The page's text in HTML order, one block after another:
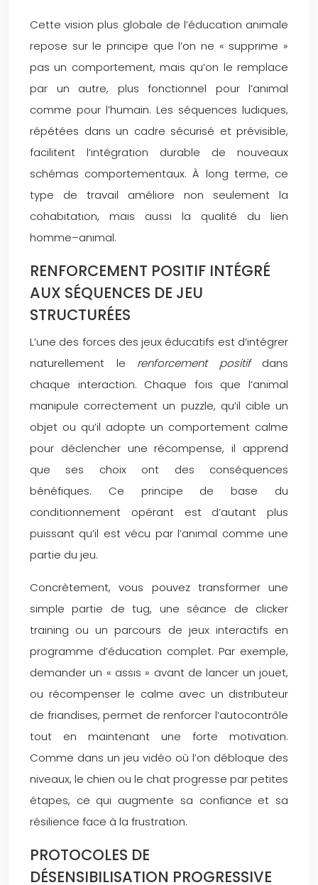
Cette vision plus globale de l’éducation animale
repose sur le principe que l’on ne « supprime »
pas un comportement, mais qu’on le remplace
par un autre, plus fonctionnel pour l’animal
comme pour l’humain. Les séquences ludiques,
répétées dans un cadre sécurisé et prévisible,
facilitent l’intégration durable de nouveaux
schémas comportementaux. À long terme, ce
type de travail améliore non seulement la
cohabitation, mais aussi la qualité du lien
homme–animal.
RENFORCEMENT POSITIF INTÉGRÉ
AUX SÉQUENCES DE JEU
STRUCTURÉES
L’une des forces des jeux éducatifs est d’intégrer
naturellement le renforcement positifdans
chaque interaction. Chaque fois que l’animal
manipule correctement un puzzle, qu’il cible un
objet ou qu’il adopte un comportement calme
pour déclencher une récompense, il apprend
que ses choix ont des conséquences
bénéfiques. Ce principe de base du
conditionnement opérant est d’autant plus
puissant qu’il est vécu par l’animal comme une
partie du jeu.
Concrètement, vous pouvez transformer une
simple partie de tug, une séance de clicker
training ou un parcours de jeux interactifs en
programme d’éducation complet. Par exemple,
demander un « assis » avant de lancer un jouet,
ou récompenser le calme avec un distributeur
de friandises, permet de renforcer l’autocontrôle
tout en maintenant une forte motivation.
Comme dans un jeu vidéo où l’on débloque des
niveaux, le chien ou le chat progresse par petites
étapes, ce qui augmente sa confiance et sa
résilience face à la frustration.
PROTOCOLES DE
DÉSENSIBILISATION PROGRESSIVE